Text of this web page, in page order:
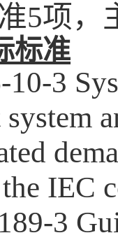
5项，
标准
3
system
IEC
3